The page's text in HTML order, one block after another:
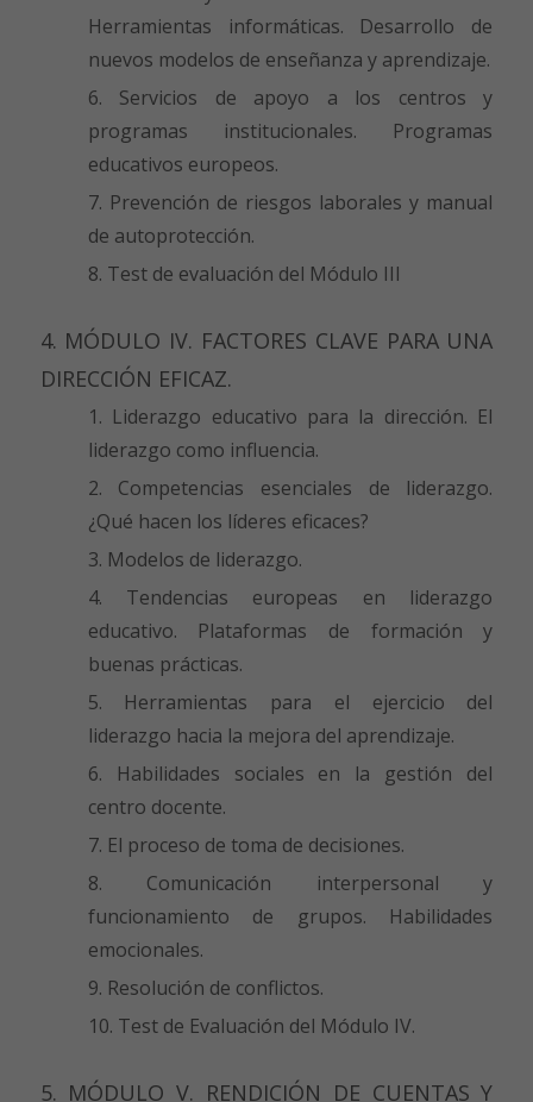
Herramientas informáticas. Desarrollo de
nuevos modelos de enseñanza y aprendizaje.
Servicios de apoyo a los centros y
programas institucionales. Programas
educativos europeos.
Prevención de riesgos laborales y manual
de autoprotección.
Test de evaluación del Módulo III
4. MÓDULO IV. FACTORES CLAVE PARA UNA
DIRECCIÓN EFICAZ.
Liderazgo educativo para la dirección. El
liderazgo como influencia.
Competencias esenciales de liderazgo.
¿Qué hacen los líderes eficaces?
Modelos de liderazgo.
Tendencias europeas en liderazgo
educativo. Plataformas de formación y
buenas prácticas.
Herramientas para el ejercicio del
liderazgo hacia la mejora del aprendizaje.
Habilidades sociales en la gestión del
centro docente.
El proceso de toma de decisiones.
Comunicación interpersonal y
funcionamiento de grupos. Habilidades
emocionales.
Resolución de conflictos.
Test de Evaluación del Módulo IV.
5. MÓDULO V. RENDICIÓN DE CUENTAS Y